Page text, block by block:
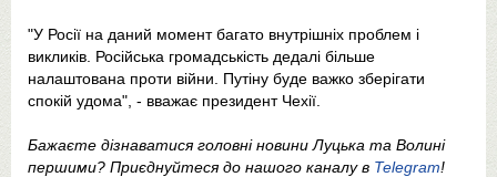
"У Росії на даний момент багато внутрішніх проблем і
викликів. Російська громадськість дедалі більше
налаштована проти війни. Путіну буде важко зберігати
спокій удома", - вважає президент Чехії.
Бажаєте дізнаватися головні новини Луцька та Волині
першими? Приєднуйтеся до нашого каналу в Telegram!